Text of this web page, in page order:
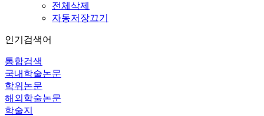
전체삭제
자동저장끄기
인기검색어
통합검색
국내학술논문
학위논문
해외학술논문
학술지